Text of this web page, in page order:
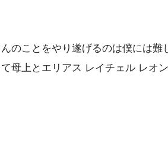
のことをやり遂げるのは僕には難
母上とエリアス レイチェル レオ